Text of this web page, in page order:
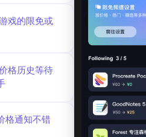
戏的限免或
格历史等待
格通知不错